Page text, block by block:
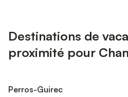
Destinations de
proximité pour
Perros-Guirec